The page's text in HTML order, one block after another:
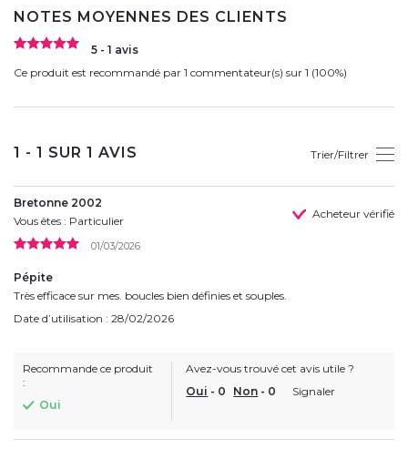
NOTES MOYENNES DES CLIENTS
5 - 1 avis
Ce produit est recommandé par 1 commentateur(s) sur 1 (100%)
1 - 1 SUR 1 AVIS Trier/Filtrer
Bretonne 2002
Vous êtes : Particulier
Acheteur vérifié
01/03/2026
Pépite
Très efficace sur mes. boucles bien définies et souples.
Date d’utilisation : 28/02/2026
Recommande ce produit
:
Oui
Avez-vous trouvé cet avis utile ?
Oui - 0 Non - 0 Signaler